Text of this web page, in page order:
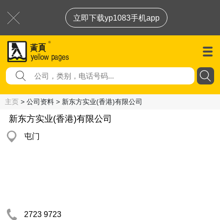
立即下载yp1083手机app
主页 > 公司资料 > 新东方实业(香港)有限公司
新东方实业(香港)有限公司
屯门
2723 9723